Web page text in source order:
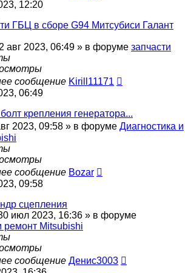
12:20
ГБЦ в сборе G94 Митсубиси Галант
авг 2023, 06:49 » в форуме запчасти
сообщение Kirill11171
06:49
болт крепления генератора...
2023, 09:58 » в форуме Диагностика и
сообщение Bozar
09:58
сцепления
июл 2023, 16:36 » в форуме
ремонт Mitsubishi
сообщение Денис3003